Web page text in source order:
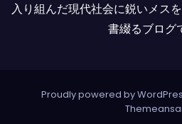
入り組んだ現代社会に鋭いメス
書綴るブログ
Proudly powered by